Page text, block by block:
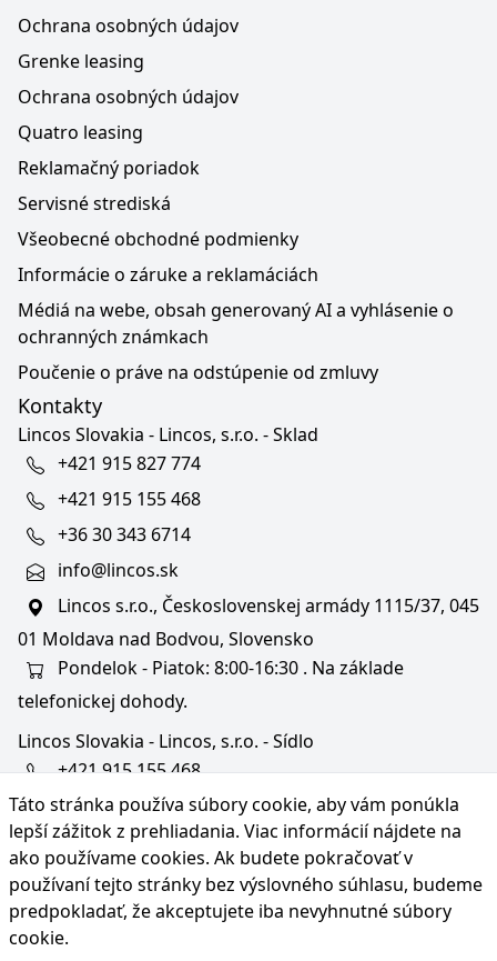
Táto stránka používa súbory cookie, aby vám ponúkla
lepší zážitok z prehliadania. Viac informácií nájdete na
ako používame cookies. Ak budete pokračovať v
používaní tejto stránky bez výslovného súhlasu, budeme
predpokladať, že akceptujete iba nevyhnutné súbory
cookie.
Ochrana osobných údajov
Grenke leasing
Ochrana osobných údajov
Quatro leasing
Reklamačný poriadok
Servisné strediská
Všeobecné obchodné podmienky
Informácie o záruke a reklamáciách
Médiá na webe, obsah generovaný AI a vyhlásenie o
ochranných známkach
Poučenie o práve na odstúpenie od zmluvy
Kontakty
Lincos Slovakia - Lincos, s.r.o. - Sklad
+421 915 827 774
+421 915 155 468
+36 30 343 6714
info@lincos.sk
Lincos s.r.o., Československej armády 1115/37, 045
01 Moldava nad Bodvou, Slovensko
Pondelok - Piatok: 8:00-16:30 . Na základe
telefonickej dohody.
Lincos Slovakia - Lincos, s.r.o. - Sídlo
+421 915 155 468
+36/30 343 6714
bratislava@lincos.sk
Lincos s.r.o., Rustaveliho 4, 831 06 Bratislava - m. č.
Rača, Slovensko
Iba sídlo firmy